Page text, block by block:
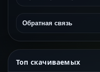
Обратная связь
Топ скачиваемых